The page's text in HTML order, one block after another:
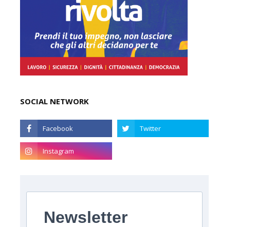
SOCIAL NETWORK
Newsletter